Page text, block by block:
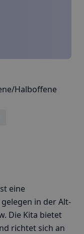
Halboffene
eine
in der Alt-
Die Kita bietet
richtet sich an